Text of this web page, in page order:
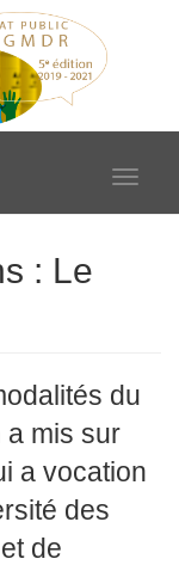
Toggle
: Le
du
a mis sur
a vocation
des
de